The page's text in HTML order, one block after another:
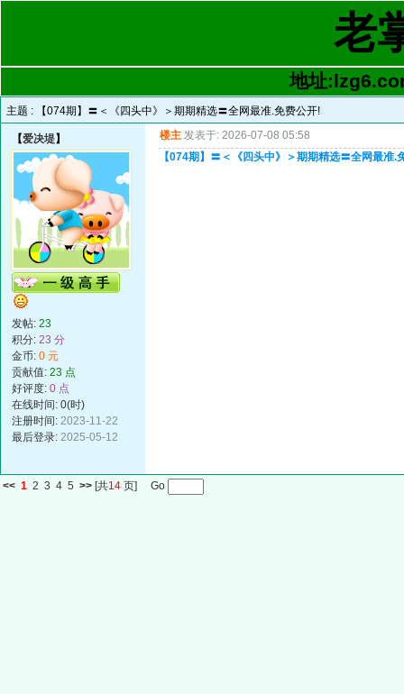
老
地址
主题 : 【074期】〓＜《四头中》＞期期精选〓全网最准.免费公开!
【爱决堤】
发帖: 23
积分: 23 分
金币: 0 元
贡献值: 23 点
好评度: 0 点
在线时间: 0(时)
注册时间: 2023-11-22
最后登录: 2025-05-12
楼主 发表于: 2026-07-08 05:58
【074期】〓＜《四头中》＞期期精选〓全网最准.
<< 1 2 3 4 5 >> [共14 页] Go